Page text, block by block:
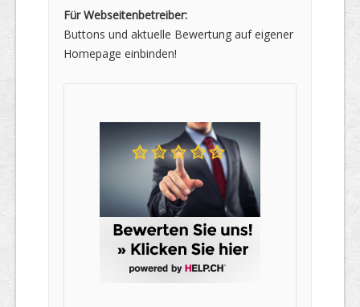
Für Webseitenbetreiber:
Buttons und aktuelle Bewertung auf eigener
Homepage einbinden!